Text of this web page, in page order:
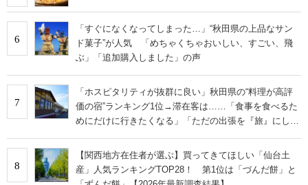
6
「すぐになくなってしまった…」“秋田県の上品なサン
ド菓子”が人気 「めちゃくちゃおいしい、すごい、飛
ぶ」「追加購入しました」の声
7
「ホスピタリティが抜群に良い」秋田県の“料理が高評
価の宿”ランキング1位→滞在客は……「食事を食べるた
めにだけに行きたくなる」「ただの出張を『旅』にして
8
【関西地方在住者が選ぶ】買ってきてほしい「仙台土
産」人気ランキングTOP28！ 第1位は「づんだ餅」と